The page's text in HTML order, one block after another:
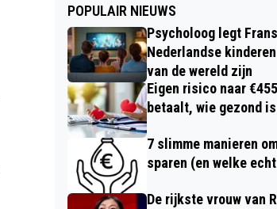
POPULAIR NIEUWS
Psycholoog legt
Nederlandse
van de wereld zijn
Eigen risico naar
betaalt, wie gezond
7 slimme manieren
sparen (en welke
De rijkste vrouw van